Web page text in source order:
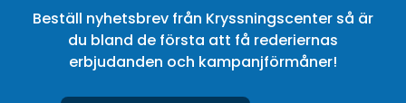
Beställ nyhetsbrev från Kryssningscenter så är
du bland de första att få rederiernas
erbjudanden och kampanjförmåner!